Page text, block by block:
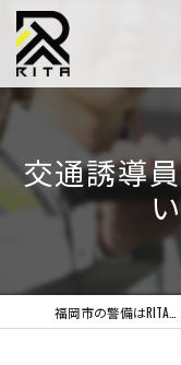
交通誘導